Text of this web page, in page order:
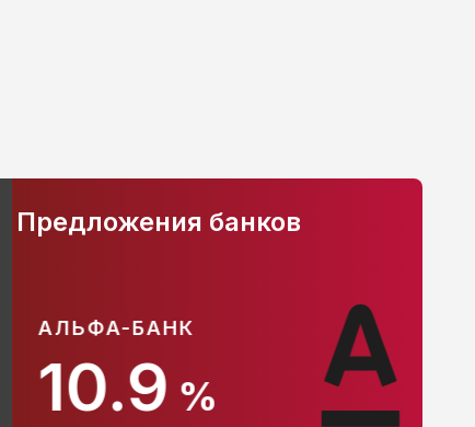
АЛЬФА-БАНК
10.9%
Предложения банков